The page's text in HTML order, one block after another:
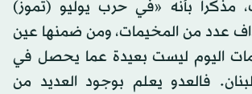
مذكراً بأنه «في حرب يوليو (تموز)
عدد من المخيمات، ومن ضمنها عين
اليوم ليست بعيدة عما يحصل في
فالعدو يعلم بوجود العديد من